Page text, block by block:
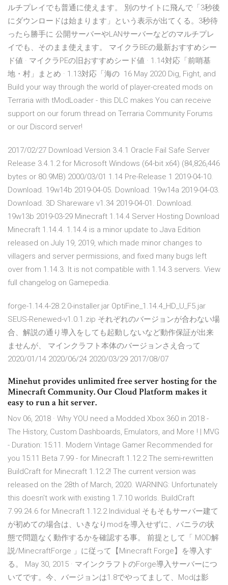
ルチプレイでも普通に使えます。 別のサイトに飛んで「3秒後
にダウンロードは始まります」という表示が出てくる。3秒待
ったら勝手に 公開サーバーやLANサーバーなどのマルチプレ
イでも、そのまま使えます。 マイクラBEの最新おすすめシー
ド値 · マイクラPEの旧おすすめシード値 · 1.14対応「前哨基
地・村」まとめ · 1.13対応「海の 16 May 2020 Dig, Fight, and
Build your way through the world of player-created mods on
Terraria with tModLoader - this DLC makes You can receive
support on our forum thread on Terraria Community Forums
or our Discord server!
2017/02/27 Download Version 3.4.1 Oracle Fail Safe Server
Release 3.4.1.2 for Microsoft Windows (64-bit x64) (84,826,446
bytes or 80.9MB) 2000/03/01 1.14 Pre-Release 1 2019-04-10.
Download. 19w14b 2019-04-05. Download. 19w14a 2019-04-03.
Download. 3D Shareware v1.34 2019-04-01. Download.
19w13b 2019-03-29 Minecraft 1.14.4 Server Hosting Download
Minecraft 1.14.4. 1.14.4 is a minor update to Java Edition
released on July 19, 2019, which made minor changes to
villagers and server permissions, and fixed many bugs left
over from 1.14.3. It is not compatible with 1.14.3 servers. View
full changelog on Gamepedia.
forge-1.14.4-28.2.0-installer.jar OptiFine_1.14.4_HD_U_F5.jar
SEUS-Renewed-v1.0.1.zip それぞれのバージョンが合わない場
合、解説の通り導入をしても起動しないなど動作保証が出来
ませんが、 マインクラフト本体のバージョンさえ合って
2020/01/14 2020/06/24 2020/03/29 2017/08/07
Minehut provides unlimited free server hosting for the
Minecraft Community. Our Cloud Platform makes it
easy to run a hit server.
Nov 06, 2018 · Why YOU need a Modded Xbox 360 in 2018 -
The History, Custom Dashboards, Emulators, and More ! | MVG
- Duration: 15:11. Modern Vintage Gamer Recommended for
you 15:11 Beta 7.99 - for Minecraft 1.12.2 The semi-rewritten
BuildCraft for Minecraft 1.12.2! The current version was
released on the 28th of March, 2020. WARNING: Unfortunately
this doesn't work with existing 1.7.10 worlds. BuildCraft
7.99.24.6 for Minecraft 1.12.2 Individual そもそもサーバー建て
が初めての場合は、いきなりmodを導入せずに、バニラの状
態で問題なく動作するかを確認する事。 前提として「 MOD解
説/MinecraftForge 」に従って【Minecraft Forge】を導入す
る。 May 30, 2015 · マインクラフトのForge導入サーバーにつ
いてです。今、バージョンは1.8でやってまして、Modは影